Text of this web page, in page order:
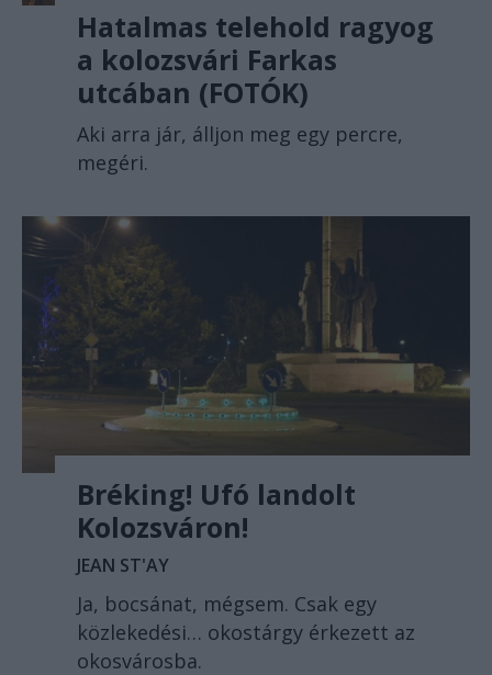
Hatalmas telehold ragyog
a kolozsvári Farkas
utcában (FOTÓK)
Aki arra jár, álljon meg egy percre,
megéri.
Bréking! Ufó landolt
Kolozsváron!
JEAN ST'AY
Ja, bocsánat, mégsem. Csak egy
közlekedési… okostárgy érkezett az
okosvárosba.